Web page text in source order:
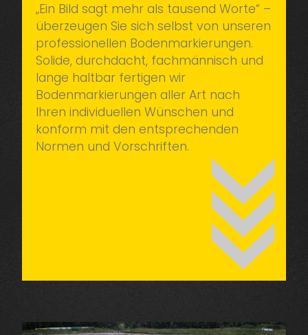
„Ein Bild sagt mehr als tausend Worte“ –
überzeugen Sie sich selbst von unseren
professionellen Bodenmarkierungen.
Solide, durchdacht, fachmännisch und
lange haltbar fertigen wir
Bodenmarkierungen aller Art nach
Ihren individuellen Wünschen und
konform mit den entsprechenden
Normen und Vorschriften.